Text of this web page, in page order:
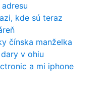
kde sú teraz
čínska manželka
v ohiu
a mi iphone